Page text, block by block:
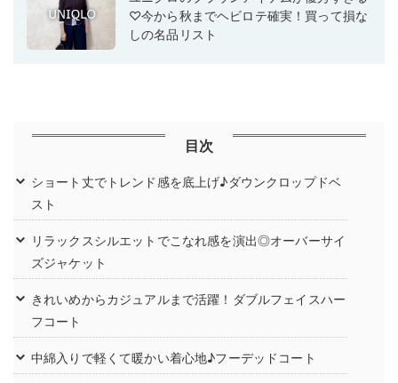
♡今から秋までヘビロテ確実！買って損な
しの名品リスト
目次
ショート丈でトレンド感を底上げ♪ダウンクロップドベ
スト
リラックスシルエットでこなれ感を演出◎オーバーサイ
ズジャケット
きれいめからカジュアルまで活躍！ダブルフェイスハー
フコート
中綿入りで軽くて暖かい着心地♪フーデッドコート